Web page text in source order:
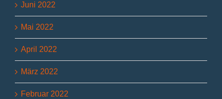
Juni 2022
Mai 2022
April 2022
März 2022
Februar 2022